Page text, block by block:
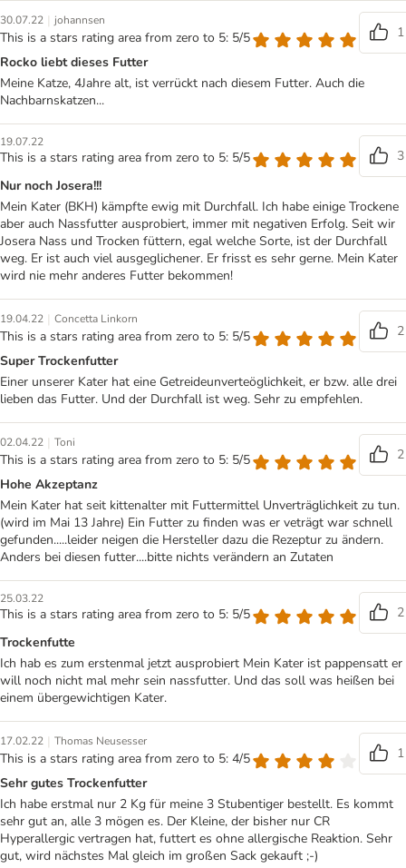
30.07.22 | johannsen
This is a stars rating area from zero to 5: 5/5
1
Rocko liebt dieses Futter
Meine Katze, 4Jahre alt, ist verrückt nach diesem Futter. Auch die
Nachbarnskatzen...
19.07.22
This is a stars rating area from zero to 5: 5/5
3
Nur noch Josera!!!
Mein Kater (BKH) kämpfte ewig mit Durchfall. Ich habe einige Trockene
aber auch Nassfutter ausprobiert, immer mit negativen Erfolg. Seit wir
Josera Nass und Trocken füttern, egal welche Sorte, ist der Durchfall
weg. Er ist auch viel ausgeglichener. Er frisst es sehr gerne. Mein Kater
wird nie mehr anderes Futter bekommen!
19.04.22 | Concetta Linkorn
This is a stars rating area from zero to 5: 5/5
2
Super Trockenfutter
Einer unserer Kater hat eine Getreideunverteöglichkeit, er bzw. alle drei
lieben das Futter. Und der Durchfall ist weg. Sehr zu empfehlen.
02.04.22 | Toni
This is a stars rating area from zero to 5: 5/5
2
Hohe Akzeptanz
Mein Kater hat seit kittenalter mit Futtermittel Unverträglichkeit zu tun.
(wird im Mai 13 Jahre) Ein Futter zu finden was er veträgt war schnell
gefunden.....leider neigen die Hersteller dazu die Rezeptur zu ändern.
Anders bei diesen futter....bitte nichts verändern an Zutaten
25.03.22
This is a stars rating area from zero to 5: 5/5
2
Trockenfutte
Ich hab es zum erstenmal jetzt ausprobiert Mein Kater ist pappensatt er
will noch nicht mal mehr sein nassfutter. Und das soll was heißen bei
einem übergewichtigen Kater.
17.02.22 | Thomas Neusesser
This is a stars rating area from zero to 5: 4/5
1
Sehr gutes Trockenfutter
Ich habe erstmal nur 2 Kg für meine 3 Stubentiger bestellt. Es kommt
sehr gut an, alle 3 mögen es. Der Kleine, der bisher nur CR
Hyperallergic vertragen hat, futtert es ohne allergische Reaktion. Sehr
gut, wird nächstes Mal gleich im großen Sack gekauft ;-)